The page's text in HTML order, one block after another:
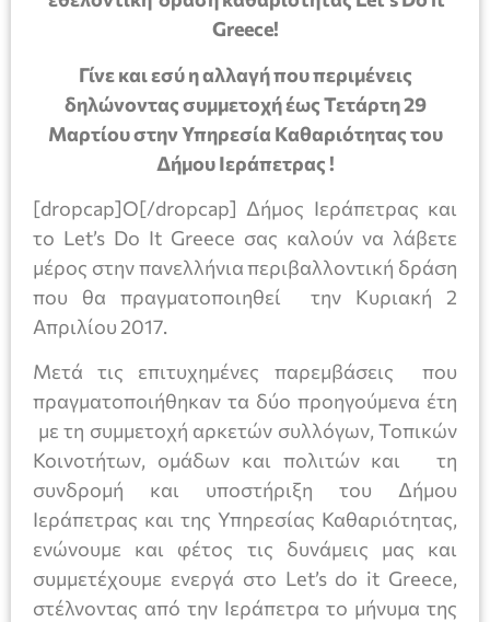
Greece!
Γίνε και εσύ η αλλαγή που περιμένεις
δηλώνοντας συμμετοχή έως Τετάρτη 29
Μαρτίου στην Υπηρεσία Καθαριότητας του
Δήμου Ιεράπετρας !
[dropcap]Ο[/dropcap] Δήμος Ιεράπετρας και
το Let’s Do It Greece σας καλούν να λάβετε
μέρος στην πανελλήνια περιβαλλοντική δράση
που θα πραγματοποιηθεί την Κυριακή 2
Απριλίου 2017.
Μετά τις επιτυχημένες παρεμβάσεις που
πραγματοποιήθηκαν τα δύο προηγούμενα έτη
με τη συμμετοχή αρκετών συλλόγων, Τοπικών
Κοινοτήτων, ομάδων και πολιτών και τη
συνδρομή και υποστήριξη του Δήμου
Ιεράπετρας και της Υπηρεσίας Καθαριότητας,
ενώνουμε και φέτος τις δυνάμεις μας και
συμμετέχουμε ενεργά στο Let’s do it Greece,
στέλνοντας από την Ιεράπετρα το μήνυμα της